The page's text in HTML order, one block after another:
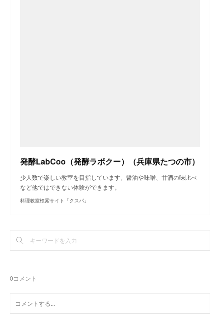
発酵LabCoo（発酵ラボクー）（兵庫県たつの市）
少人数で楽しい教室を目指しています。醤油や味噌、甘酒の味比べ
など他ではできない体験ができます。
料理教室検索サイト「クスパ」
0コメント